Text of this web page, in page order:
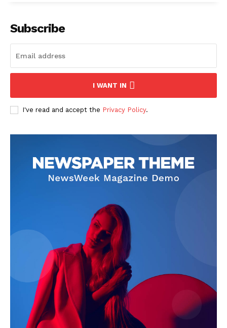
Subscribe
I WANT IN
I've read and accept the Privacy Policy.